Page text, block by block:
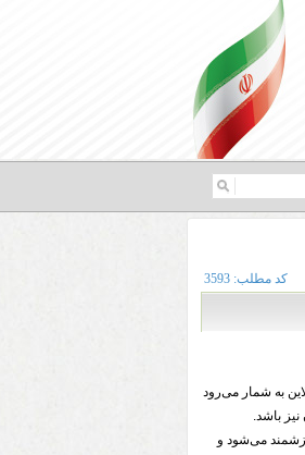
کد مطلب: 3593
آنلاین به شمار می‌رود
باشد.
می‌شود و